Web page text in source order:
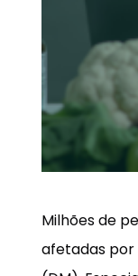
Milhões de
afetadas por